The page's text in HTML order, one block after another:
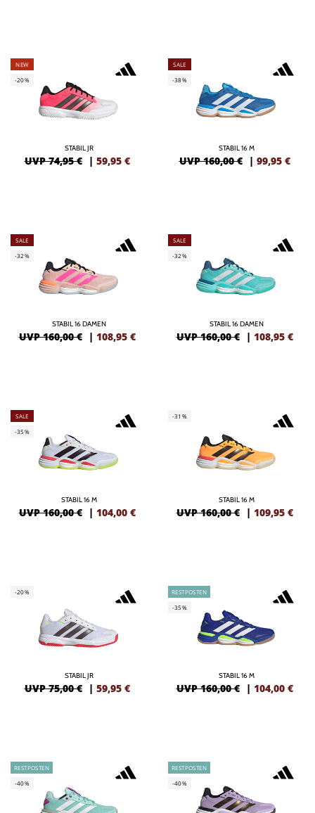
NEW
-20%
STABIL JR
UVP 74,95 € | 59,95 €
SALE
-38%
STABIL 16 M
UVP 160,00 € | 99,95 €
SALE
-32%
STABIL 16 DAMEN
UVP 160,00 € | 108,95 €
SALE
-32%
STABIL 16 DAMEN
UVP 160,00 € | 108,95 €
SALE
-35%
STABIL 16 M
UVP 160,00 € | 104,00 €
-31%
STABIL 16 M
UVP 160,00 € | 109,95 €
-20%
STABIL JR
UVP 75,00 € | 59,95 €
RESTPOSTEN
-35%
STABIL 16 M
UVP 160,00 € | 104,00 €
RESTPOSTEN
-40%
RESTPOSTEN
-40%